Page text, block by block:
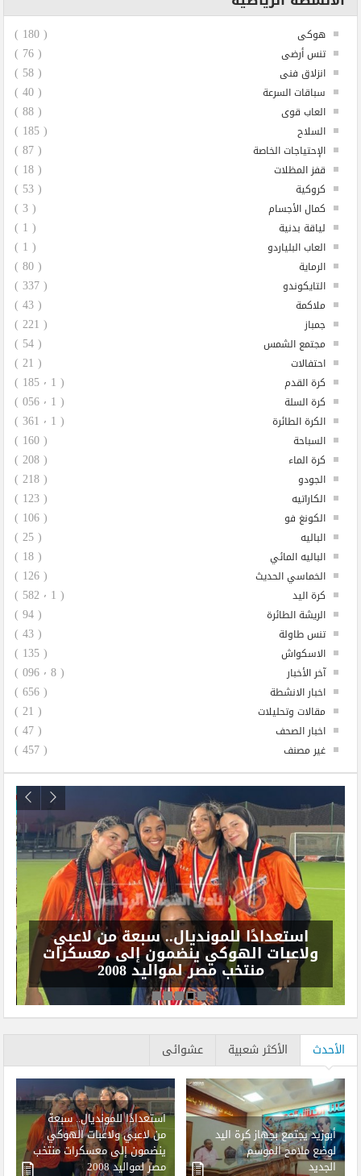
هوكى ( 180 )
تنس أرضى ( 76 )
انزلاق فنى ( 58 )
سباقات السرعة ( 40 )
العاب قوى ( 88 )
السلاح ( 185 )
الإحتياجات الخاصة ( 87 )
قفز المظلات ( 18 )
كروكية ( 53 )
كمال الأجسام ( 3 )
لياقة بدنية ( 1 )
العاب البلياردو ( 1 )
الرماية ( 80 )
التايكوندو ( 337 )
ملاكمة ( 43 )
جمباز ( 221 )
مجتمع الشمس ( 54 )
احتفالات ( 21 )
كرة القدم ( 1 ٬ 185 )
كرة السلة ( 1 ٬ 056 )
الكرة الطائرة ( 1 ٬ 361 )
السباحة ( 160 )
كرة الماء ( 208 )
الجودو ( 218 )
الكاراتيه ( 123 )
الكونغ فو ( 106 )
الباليه ( 25 )
الباليه المائي ( 18 )
الخماسي الحديث ( 126 )
كرة اليد ( 1 ٬ 582 )
الريشة الطائرة ( 94 )
تنس طاولة ( 43 )
الاسكواش ( 135 )
آخر الأخبار ( 8 ٬ 096 )
اخبار الانشطة ( 656 )
مقالات وتحليلات ( 21 )
اخبار الصحف ( 47 )
غير مصنف ( 457 )
استعدادًا للمونديال.. سبعة من لاعبي
ولاعبات الهوكي ينضمون إلى معسكرات
منتخب مصر لمواليد 2008
الأحدث الأكثر شعبية عشوائى
أبوزيد يجتمع بجهاز كرة اليد
لوضع ملامح الموسم
الجديد
استعدادًا للمونديال.. سبعة
من لاعبي ولاعبات الهوكي
ينضمون إلى معسكرات منتخب
مصر لمواليد 2008